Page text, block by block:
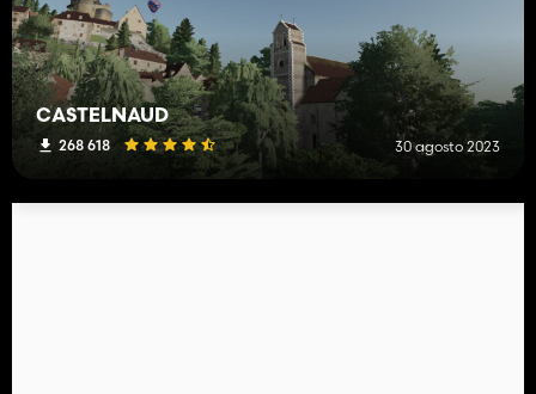
CASTELNAUD
268 618 30 agosto 2023